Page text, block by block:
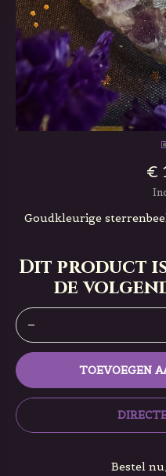
€
Goudkleurige
Dit product
de
TOEVOEGEN
Bestel